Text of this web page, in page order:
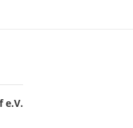
e.V.